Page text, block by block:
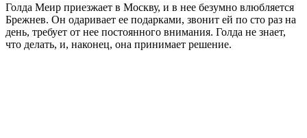
Голда Меир приезжает в Москву, и в нее безумно влюбляется
Брежнев. Он одаривает ее подарками, звонит ей по сто раз на
день, требует от нее постоянного внимания. Голда не знает,
что делать, и, наконец, она принимает решение.